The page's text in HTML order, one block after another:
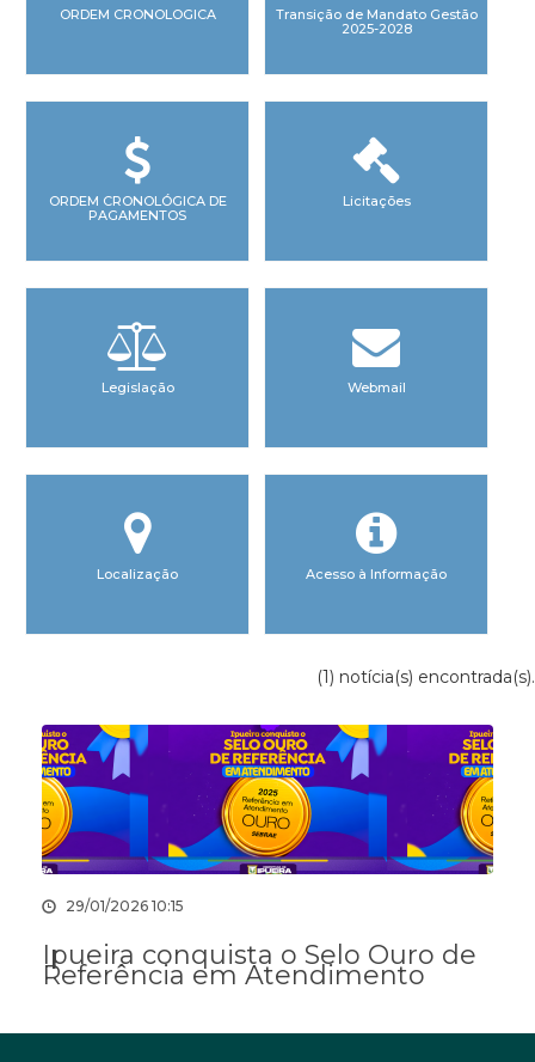
ORDEM CRONOLOGICA
Transição de Mandato Gestão
2025-2028
ORDEM CRONOLÓGICA DE
PAGAMENTOS
Licitações
Legislação Webmail
Localização Acesso à Informação
(1) notícia(s) encontrada(s).
29/01/2026 10:15
Ipueira conquista o Selo Ouro de
Referência em Atendimento